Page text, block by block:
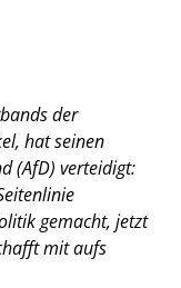
der
hat seinen
(AfD) verteidigt:
gemacht, jetzt
mit aufs